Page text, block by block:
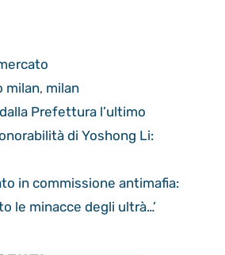
milan, milan
Prefettura l’ultimo
di Yoshong Li:
in commissione antimafia:
le minacce degli ultrà…’